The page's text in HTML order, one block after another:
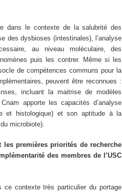
dans le contexte de la salubrité des
des dysbioses (intestinales), l’analyse
au niveau moléculaire, des
puis les contrer. Même si les
de compétences communs pour la
peuvent être reconnues :
incluant la maitrise de modèles
apporte les capacités d’analyse
et histologique) et son aptitude à la
microbiote).
premières priorités de recherche
des membres de l’USC
ce contexte très particulier du portage